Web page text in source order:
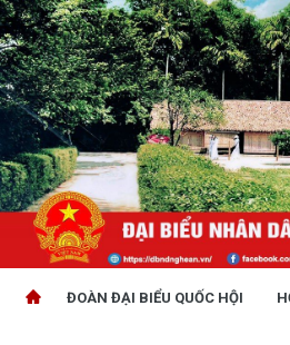
ĐOÀN ĐẠI BIỂU QUỐC HỘI